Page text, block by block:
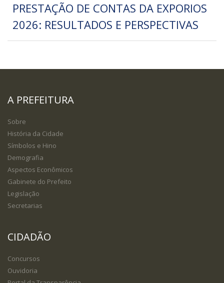
PRESTAÇÃO DE CONTAS DA EXPORIOS
2026: RESULTADOS E PERSPECTIVAS
A PREFEITURA
Sobre
História da Cidade
Símbolos e Hino
Demografia
Aspectos Econômicos
Gabinete do Prefeito
Legislação
Secretarias
CIDADÃO
Concursos
Ouvidoria